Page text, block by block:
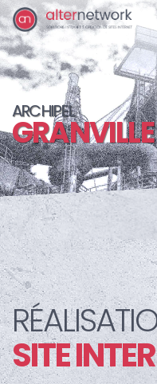
ARCHIPEL
GRANVILLE
SITE